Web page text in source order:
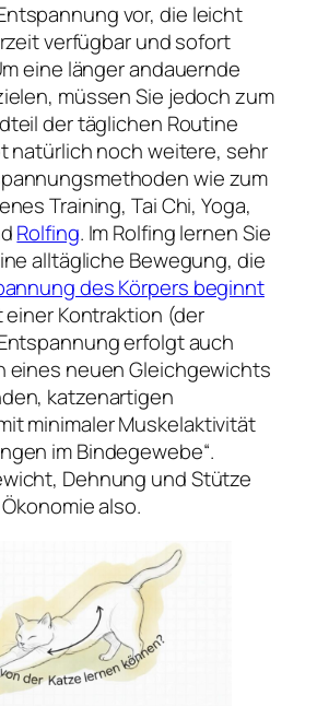
vor, die leicht
verfügbar und sofort
eine länger andauernde
müssen Sie jedoch zum
der täglichen Routine
natürlich noch weitere, sehr
wie zum
Training, Tai Chi, Yoga,
Rolfing. Im Rolfing lernen Sie
alltägliche Bewegung, die
des Körpers beginnt
einer Kontraktion (der
erfolgt auch
eines neuen Gleichgewichts
katzenartigen
minimaler Muskelaktivität
im Bindegewebe“.
Dehnung und Stütze
also.